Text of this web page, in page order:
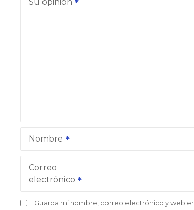
Nombre
Correo
electrónico
Guarda mi nombre, correo electrónico y web